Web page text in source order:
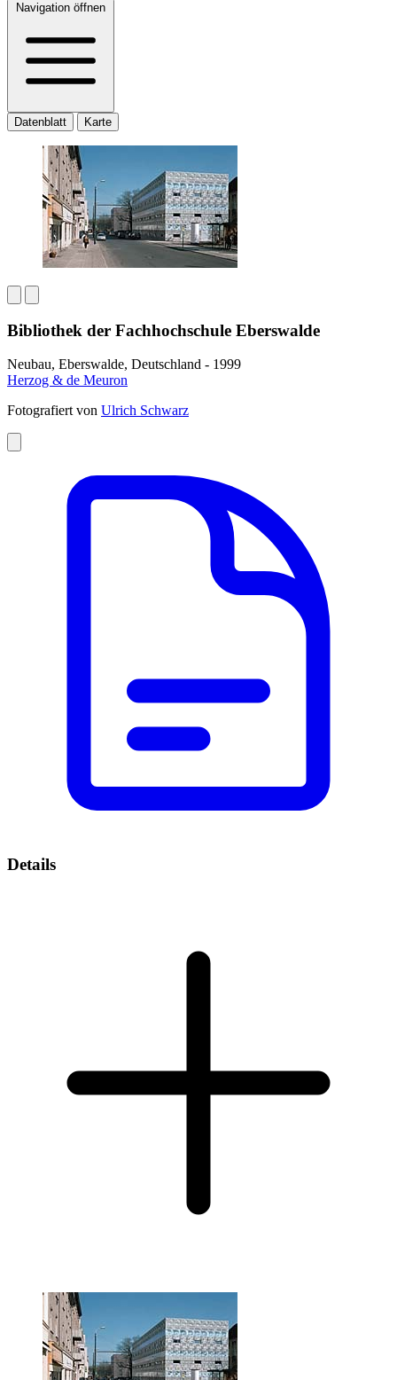
Navigation öffnen
Datenblatt Karte
Bibliothek der Fachhochschule Eberswalde
Neubau, Eberswalde, Deutschland - 1999
Herzog & de Meuron
Fotografiert von Ulrich Schwarz
Details